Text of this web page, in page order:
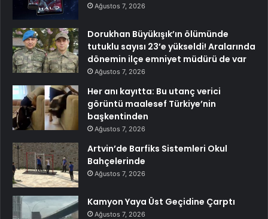
Ağustos 7, 2026
Dorukhan Büyükışık’ın ölümünde
tutuklu sayısı 23’e yükseldi! Aralarında
dönemin ilçe emniyet müdürü de var
Ağustos 7, 2026
Her anı kayıtta: Bu utanç verici
görüntü maalesef Türkiye’nin
başkentinden
Ağustos 7, 2026
Artvin’de Barfiks Sistemleri Okul
Bahçelerinde
Ağustos 7, 2026
Kamyon Yaya Üst Geçidine Çarptı
Ağustos 7, 2026